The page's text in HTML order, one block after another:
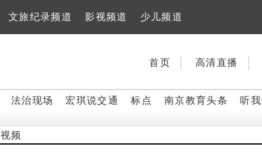
文旅纪录频道 影视频道 少儿频道
首页 高清直播
法治现场 宏琪说交通 标点 南京教育头条 听
视频